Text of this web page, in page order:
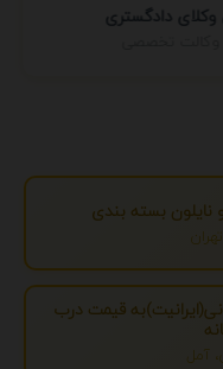
دادگستری
بسته بندی
قیمت درب
آمل